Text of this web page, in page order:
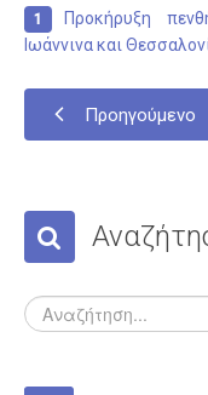
Τμήμα Ε'
ΠΥΣΔΕ
Σχολεία
Γυμνάσια
Επαγγελματικά
Προκήρυξη
Ιωάννινα και
Προηγούμενο